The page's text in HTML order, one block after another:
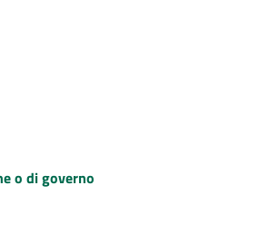
o di governo